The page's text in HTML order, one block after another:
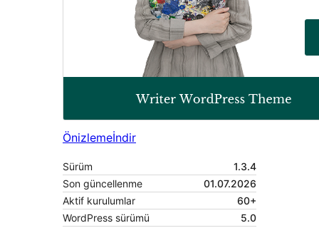
Önizlemeİndir
Sürüm
1.3.4
Son güncellenme
01.07.2026
Aktif kurulumlar
60+
WordPress sürümü
5.0